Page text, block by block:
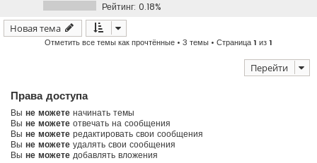
Рейтинг: 0.18%
Новая тема
Отметить все темы как прочтённые • 3 темы • Страница1 из1
Перейти
Права доступа
Вы не можете начинать темы
Вы не можете отвечать на сообщения
Вы не можете редактировать свои сообщения
Вы не можете удалять свои сообщения
Вы не можете добавлять вложения